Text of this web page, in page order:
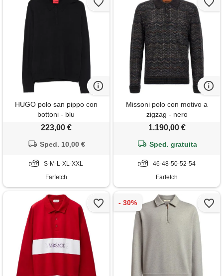
HUGO polo san pippo con
bottoni - blu
223,00 €
Sped. 10,00 €
S-M-L-XL-XXL
Farfetch
Missoni polo con motivo a
zigzag - nero
1.190,00 €
Sped. gratuita
46-48-50-52-54
Farfetch